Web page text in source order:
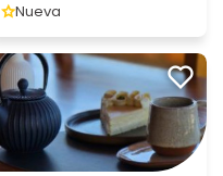
Nueva